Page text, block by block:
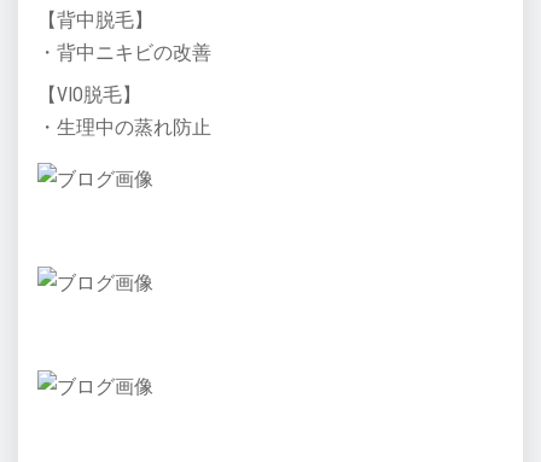
【背中脱毛】
・背中ニキビの改善
【VIO脱毛】
・生理中の蒸れ防止